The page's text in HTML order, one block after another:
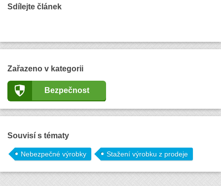
Sdílejte článek
Zařazeno v kategorii
Bezpečnost
Souvisí s tématy
Nebezpečné výrobky Stažení výrobku z prodeje